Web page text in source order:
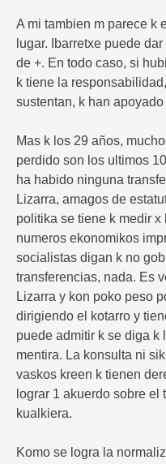
A mi tambien m parece k
lugar. Ibarretxe puede
de +. En todo caso, si
k tiene la
sustentan, k han
Mas k los 29 años,
perdido son los ultimos
ha habido ninguna
Lizarra, amagos de
politika se tiene k medir
numeros ekonomikos
socialistas digan k no
transferencias, nada. Es
Lizarra y kon poko peso
dirigiendo el kotarro y
puede admitir k se diga k
mentira. La konsulta ni
vaskos kreen k tienen
lograr 1 akuerdo sobre
kualkiera.
Komo se logra la